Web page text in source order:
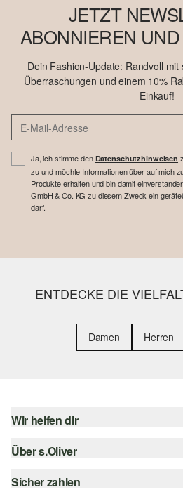
JETZT
ABONNIEREN
Dein Fashion-Update: Randvoll
Überraschungen und einem 10%
Einkauf!
Ja, ich stimme den Datenschutzhinweisen
zu und möchte Informationen über auf mich
Produkte erhalten und bin damit
GmbH & Co. KG zu diesem Zweck ein
darf.
ENTDECKE DIE
Damen Herren
Wir helfen dir
Hilfe & FAQ
Größenberatung
Über s.Oliver
s.Oliver Magazin
Sicher zahlen